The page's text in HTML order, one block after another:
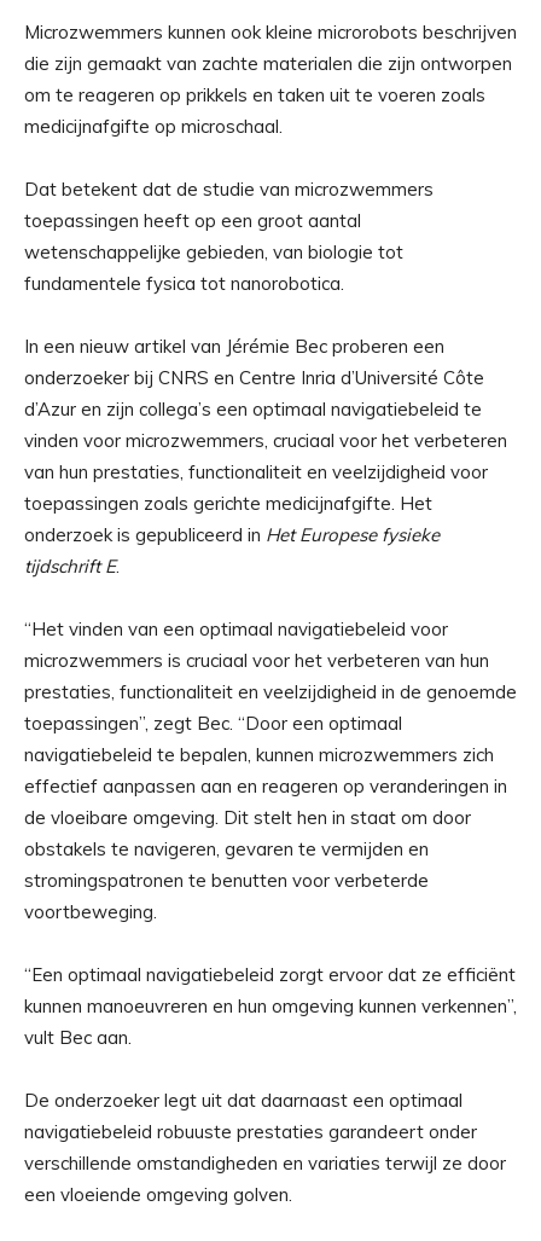
Microzwemmers kunnen ook kleine microrobots beschrijven
die zijn gemaakt van zachte materialen die zijn ontworpen
om te reageren op prikkels en taken uit te voeren zoals
medicijnafgifte op microschaal.
Dat betekent dat de studie van microzwemmers
toepassingen heeft op een groot aantal
wetenschappelijke gebieden, van biologie tot
fundamentele fysica tot nanorobotica.
In een nieuw artikel van Jérémie Bec proberen een
onderzoeker bij CNRS en Centre Inria d’Université Côte
d’Azur en zijn collega’s een optimaal navigatiebeleid te
vinden voor microzwemmers, cruciaal voor het verbeteren
van hun prestaties, functionaliteit en veelzijdigheid voor
toepassingen zoals gerichte medicijnafgifte. Het
onderzoek is gepubliceerd in Het Europese fysieke
tijdschrift E.
“Het vinden van een optimaal navigatiebeleid voor
microzwemmers is cruciaal voor het verbeteren van hun
prestaties, functionaliteit en veelzijdigheid in de genoemde
toepassingen”, zegt Bec. “Door een optimaal
navigatiebeleid te bepalen, kunnen microzwemmers zich
effectief aanpassen aan en reageren op veranderingen in
de vloeibare omgeving. Dit stelt hen in staat om door
obstakels te navigeren, gevaren te vermijden en
stromingspatronen te benutten voor verbeterde
voortbeweging.
“Een optimaal navigatiebeleid zorgt ervoor dat ze efficiënt
kunnen manoeuvreren en hun omgeving kunnen verkennen”,
vult Bec aan.
De onderzoeker legt uit dat daarnaast een optimaal
navigatiebeleid robuuste prestaties garandeert onder
verschillende omstandigheden en variaties terwijl ze door
een vloeiende omgeving golven.